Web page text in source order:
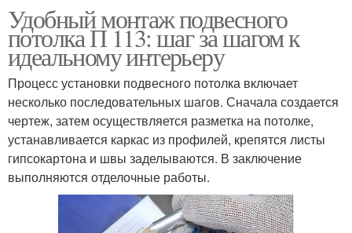
Удобный монтаж подвесного
потолка П 113: шаг за шагом к
идеальному интерьеру
Процесс установки подвесного потолка включает
несколько последовательных шагов. Сначала создается
чертеж, затем осуществляется разметка на потолке,
устанавливается каркас из профилей, крепятся листы
гипсокартона и швы заделываются. В заключение
выполняются отделочные работы.